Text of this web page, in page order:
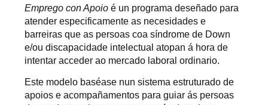
Emprego con Apoioé un programa deseñado para
atender especificamente as necesidades e
barreiras que as persoas coa síndrome de Down
e/ou discapacidade intelectual atopan á hora de
intentar acceder ao mercado laboral ordinario.
Este modelo baséase nun sistema estruturado de
apoios e acompañamentos para guiar ás persoas